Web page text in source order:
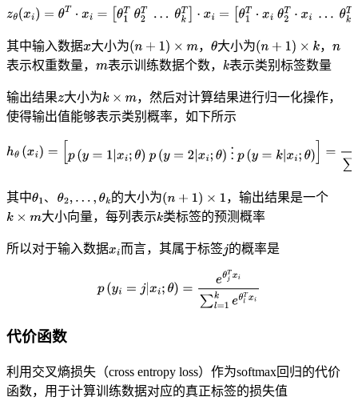
其中输入数据 大小为 ， 大小为
，
表示权重数量，
表示训练数据个数， 表示类别标签数量
输出结果 大小为
，然后对计算结果进行归一化操作，
使得输出值能够表示类别概率，如下所示
其中 、 的大小为
，输出结果是一个
大小向量，每列表示 类标签的预测概率
所以对于输入数据 而言，其属于标签 的概率是
代价函数
利用交叉熵损失（cross entropy loss）作为softmax回归的代价
函数，用于计算训练数据对应的真正标签的损失值